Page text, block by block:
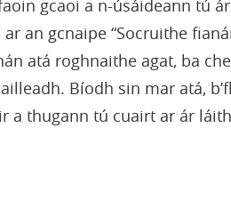
gcaoi a n-úsáideann tú
an gcnaipe “Socruithe
atá roghnaithe agat, ba
Bíodh sin mar atá,
a thugann tú cuairt ar ár